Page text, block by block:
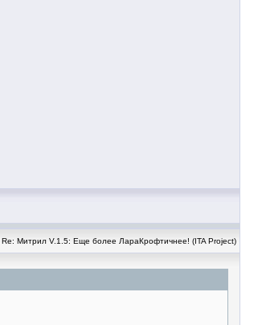
Re: Митрил V.1.5: Еще более ЛараКрофтичнее! (ITA Project)